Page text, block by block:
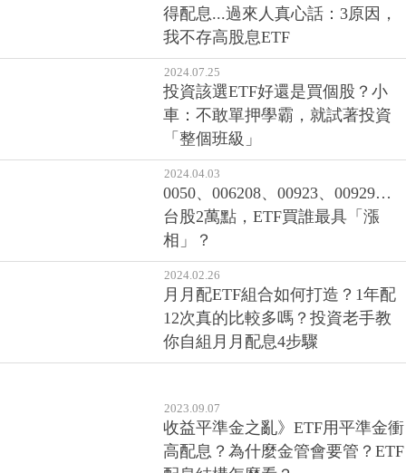
得配息...過來人真心話：3原因，
我不存高股息ETF
2024.07.25
投資該選ETF好還是買個股？小
車：不敢單押學霸，就試著投資
「整個班級」
2024.04.03
0050、006208、00923、00929…
台股2萬點，ETF買誰最具「漲
相」？
2024.02.26
月月配ETF組合如何打造？1年配
12次真的比較多嗎？投資老手教
你自組月月配息4步驟
2023.09.07
收益平準金之亂》ETF用平準金衝
高配息？為什麼金管會要管？ETF